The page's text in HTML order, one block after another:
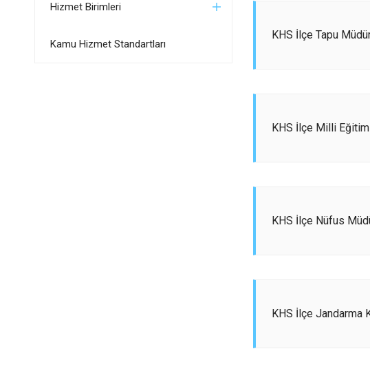
Hizmet Birimleri
Kamu Hizmet Standartları
KHS İlçe Tapu
KHS İlçe Milli
KHS İlçe Nüfus
KHS İlçe Jandarma